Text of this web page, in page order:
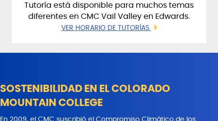
Tutoría está disponible para muchos temas
diferentes en CMC Vail Valley en Edwards.
VER HORARIO DE TUTORÍAS
SOSTENIBILIDAD EN EL COLORADO
MOUNTAIN COLLEGE
En 2009, el CMC suscribió el Compromiso Climático de los